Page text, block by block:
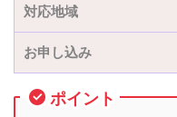
対応地域
お申し込み
ポイント